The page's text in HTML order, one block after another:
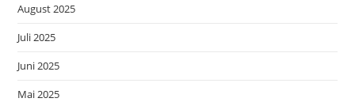
August 2025
Juli 2025
Juni 2025
Mai 2025